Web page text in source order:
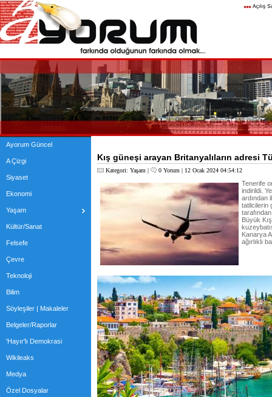
Ayorum Güncel
A Çizgi
Siyaset
Ekonomi
Yaşam
Kültür/Sanat
Felsefe
Çevre
Teknoloji
Bilim
Söyleşiler | Makaleler
Belgeler/Raporlar
'Hayır'lı Demokrasi
Wikileaks
Medya
Özel Dosyalar
Kış güneşi arayan Britanyalıların adresi
Kategori: Yaşam | 0 Yorum | 12 Ocak 2024 04:54:12
Tenerife
indirildi.
ardından
tatilcilerin
Büyük
Kanarya
ağırlıklı